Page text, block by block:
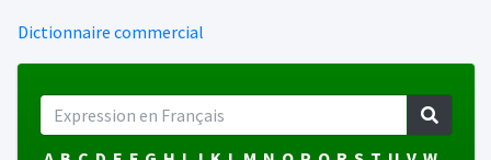
Dictionnaire commercial